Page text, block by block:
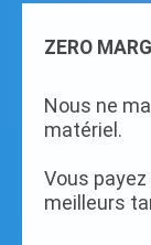
ZERO
Nous ne
matériel.
Vous
meilleurs